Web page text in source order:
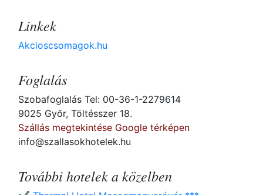
Linkek
Akcioscsomagok.hu
Foglalás
Szobafoglalás Tel: 00-36-1-2279614
9025 Győr, Töltésszer 18.
Szállás megtekintése Google térképen
info@szallasokhotelek.hu
További hotelek a közelben